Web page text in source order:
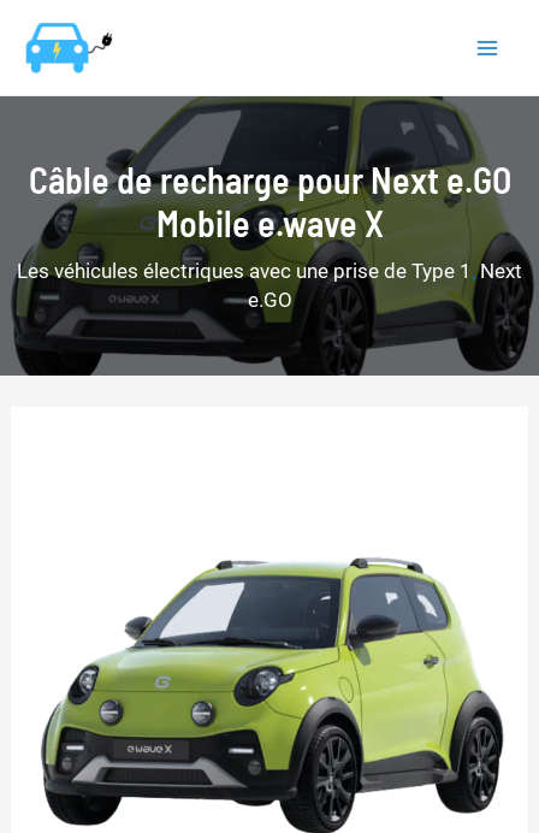
contenu
Câble de recharge pour Next e.GO
Mobile e.wave X
Les véhicules électriques avec une prise de Type 1 ,Next
e.GO